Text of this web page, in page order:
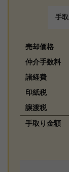
手
売却価格
仲介手数料
諸経費
印紙税
譲渡税
手取り金額